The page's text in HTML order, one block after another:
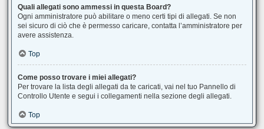
Quali allegati sono ammessi in questa Board?
Ogni amministratore può abilitare o meno certi tipi di allegati. Se non
sei sicuro di ciò che è permesso caricare, contatta l’amministratore per
avere assistenza.
Top
Come posso trovare i miei allegati?
Per trovare la lista degli allegati da te caricati, vai nel tuo Pannello di
Controllo Utente e segui i collegamenti nella sezione degli allegati.
Top